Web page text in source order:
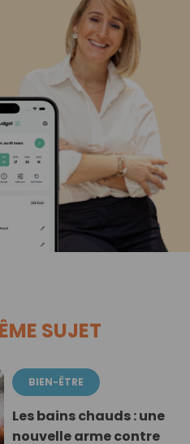
SUJET
BIEN-ÊTRE
Les bains chauds : une
nouvelle arme contre